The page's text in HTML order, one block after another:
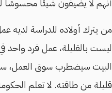
أنهم لا يضيفون شيئًا محسوسًا
من يترك أولاده للدراسة لديه
ليست بالقليلة، عمل فرد واحد
البيت سيضطرب سوق العمل،
قليلة من طاقته. لا تعلم